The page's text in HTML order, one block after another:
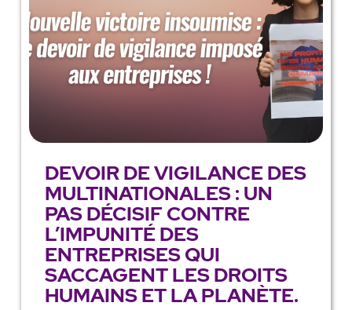
DEVOIR DE VIGILANCE DES
MULTINATIONALES : UN
PAS DÉCISIF CONTRE
L’IMPUNITÉ DES
ENTREPRISES QUI
SACCAGENT LES DROITS
HUMAINS ET LA PLANÈTE.